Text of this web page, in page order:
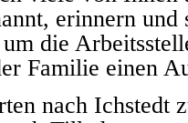
erinnern und
die
Familie einen
nach Ichstedt